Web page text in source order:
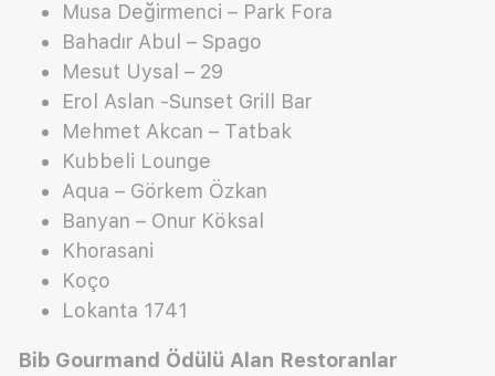
Musa Değirmenci – Park Fora
Bahadır Abul – Spago
Mesut Uysal – 29
Erol Aslan -Sunset Grill Bar
Mehmet Akcan – Tatbak
Kubbeli Lounge
Aqua – Görkem Özkan
Banyan – Onur Köksal
Khorasani
Koço
Lokanta 1741
Bib Gourmand Ödülü Alan Restoranlar